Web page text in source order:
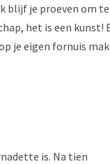
blijf je proeven om te
het is een kunst!
je eigen fornuis
is. Na tien